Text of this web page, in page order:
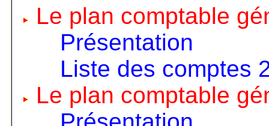
Le plan comptable
Présentation
Liste des comptes
Le plan comptable